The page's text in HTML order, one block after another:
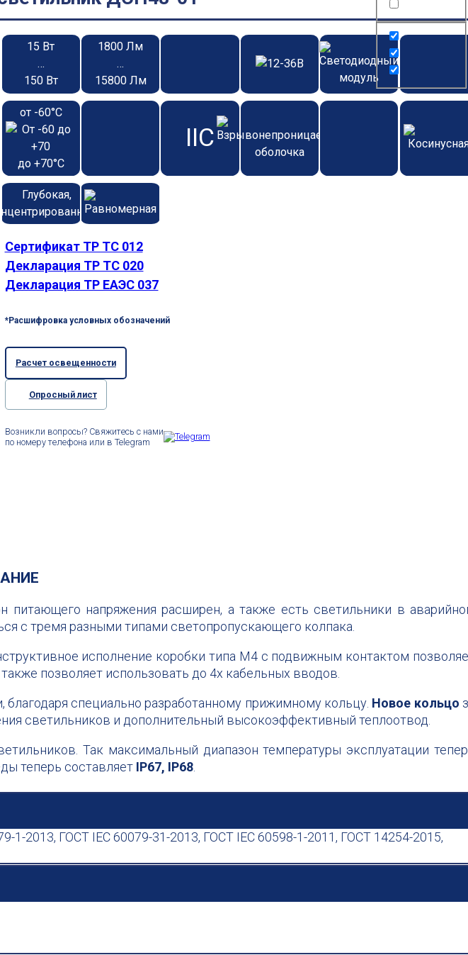
15 Вт
…
150 Вт
1800 Лм
…
15800 Лм
от -60°С
до +70°С
IIC
Сертификат ТР ТС 012
Декларация ТР ТС 020
Декларация ТР ЕАЭС 037
*Расшифровка условных обозначений
Расчет освещенности
Опросный лист
Возникли вопросы? Свяжитесь с нами
по номеру телефона или в Telegram
питающего напряжения расширен, а также есть светильники в
с тремя разными типами светопропускающего колпака.
исполнение коробки типа М4 с подвижным контактом
позволяет использовать до 4х кабельных вводов.
специально разработанному прижимному кольцу. Новое кольцо
светильников и дополнительный высокоэффективный теплоотвод.
Так максимальный диапазон температуры эксплуатации
теперь составляет IP67, IP68.
2013, ГОСТ IEC 60079-31-2013, ГОСТ IEC 60598-1-2011, ГОСТ 14254-2015,